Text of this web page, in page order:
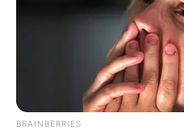
BRAINBERRIES